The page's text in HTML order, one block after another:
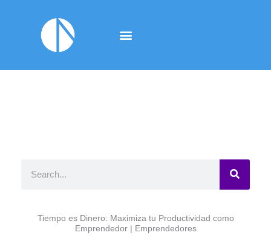
Tiempo es Dinero: Maximiza tu Productividad como
Emprendedor | Emprendedores